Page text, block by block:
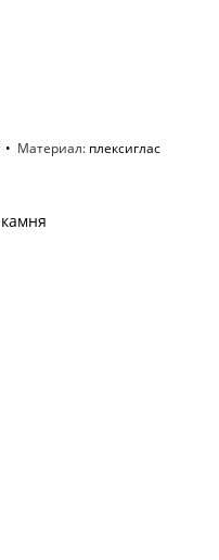
Материал плексиглас